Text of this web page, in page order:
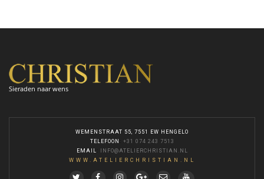
Sieraden naar wens
WEMENSTRAAT 55, 7551 EW HENGELO
TELEFOON
+31 074 243 7513
EMAIL
INFO@ATELIERCHRISTIAN.NL
WWW.ATELIERCHRISTIAN.NL